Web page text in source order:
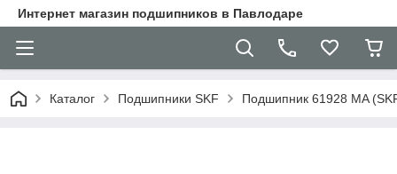
Интернет магазин подшипников в Павлодаре
Каталог Подшипники SKF Подшипник 61928 MA